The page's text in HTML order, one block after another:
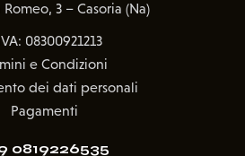
3 – Casoria (Na)
08300921213
e Condizioni
dei dati personali
Pagamenti
0819226535